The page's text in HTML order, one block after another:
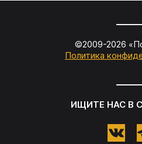
©2009-2026 «
Политика
ИЩИТЕ НАС В